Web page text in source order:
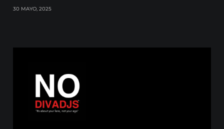
30 MAYO, 2025